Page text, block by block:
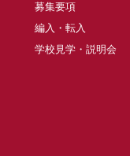
募集要項
編入・転入
学校見学・説明会